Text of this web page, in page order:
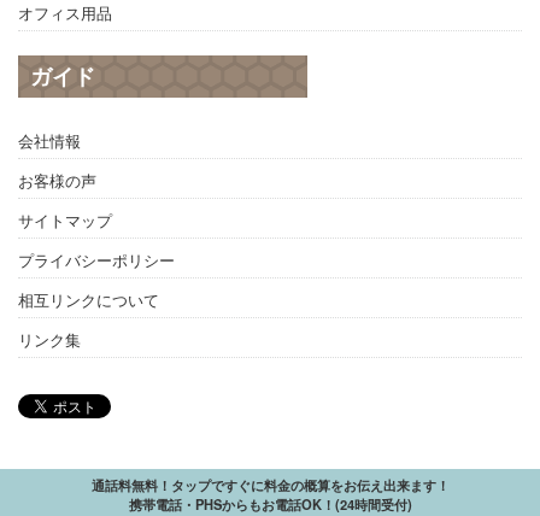
オフィス用品
ガイド
会社情報
お客様の声
サイトマップ
プライバシーポリシー
相互リンクについて
リンク集
通話料無料！タップですぐに料金の概算をお伝え出来ます！
携帯電話・PHSからもお電話OK！(24時間受付)